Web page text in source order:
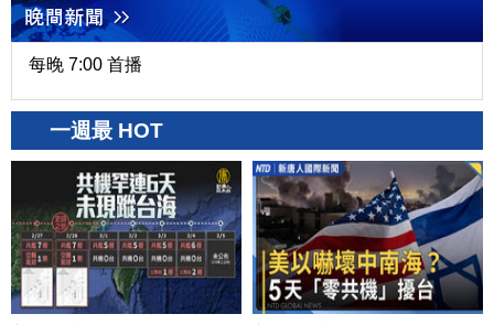
每晚 7:00 首播
一週最 HOT